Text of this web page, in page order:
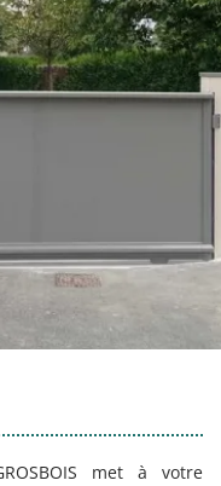
met à votre